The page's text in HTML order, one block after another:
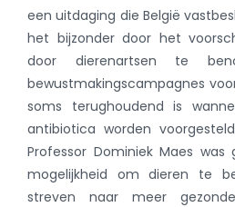
een uitdaging die België
het bijzonder door het
door dierenartsen te
bewustmakingscampagnes
soms terughoudend is
antibiotica worden
Professor Dominiek Maes
mogelijkheid om dieren te
streven naar meer